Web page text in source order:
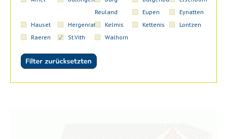
Reuland
Eupen
Eynatten
Hauset
Hergenrath Kelmis Kettenis
Lontzen
Raeren
St.Vith Walhorn